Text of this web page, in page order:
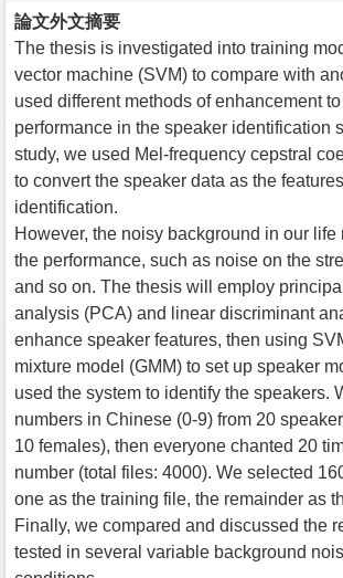
論文外文摘要
The thesis is investigated into training
vector machine (SVM) to compare with
used different methods of enhancement
performance in the speaker identification
study, we used Mel-frequency cepstral
to convert the speaker data as the
identification.
However, the noisy background in our life
the performance, such as noise on the
and so on. The thesis will employ
analysis (PCA) and linear discriminant
enhance speaker features, then using
mixture model (GMM) to set up speaker
used the system to identify the speakers.
numbers in Chinese (0-9) from 20
10 females), then everyone chanted 20
number (total files: 4000). We selected
one as the training file, the remainder as
Finally, we compared and discussed the
tested in several variable background